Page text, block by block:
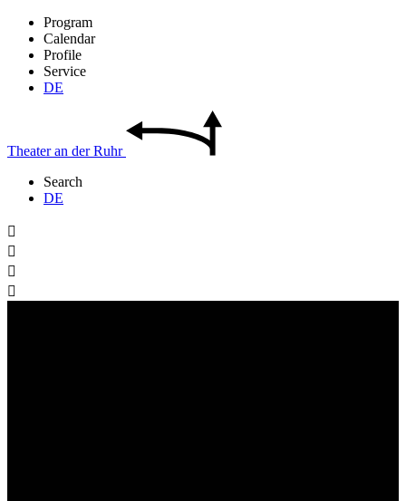
Program
Calendar
Profile
Service
DE
Theateran derRuhr
Search
DE



